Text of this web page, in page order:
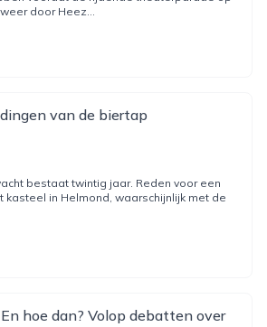
door Heez...
van de biertap
bestaat twintig jaar. Reden voor een
in Helmond, waarschijnlijk met de
hoe dan? Volop debatten over